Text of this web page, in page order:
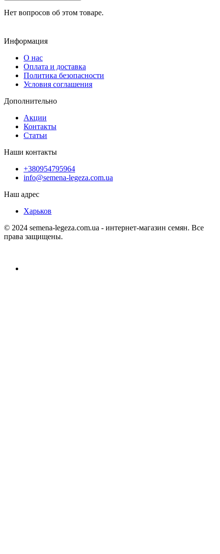
Нет вопросов об этом товаре.
Информация
О нас
Оплата и доставка
Политика безопасности
Условия соглашения
Дополнительно
Акции
Контакты
Статьи
Наши контакты
+380954795964
info@semena-legeza.com.ua
Наш адрес
Харьков
© 2024 semena-legeza.com.ua - интернет-магазин семян. Все
права защищены.